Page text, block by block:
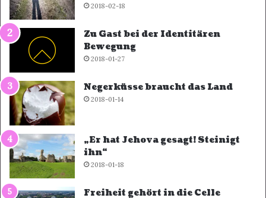
2018-02-18
Zu Gast bei der Identitären
Bewegung
2018-01-27
Negerküsse braucht das Land
2018-01-14
„Er hat Jehova gesagt! Steinigt
ihn“
2018-01-18
Freiheit gehört in die Celle